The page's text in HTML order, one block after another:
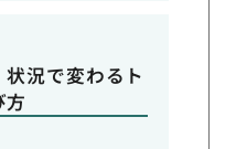
況で変わるト
方